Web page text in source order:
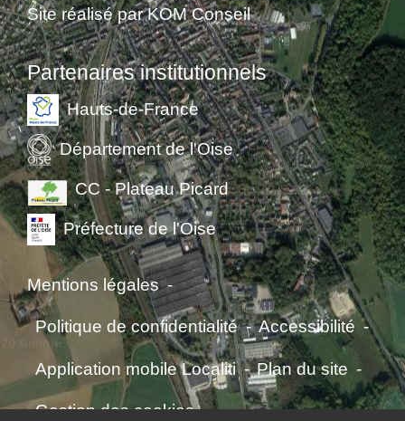
Site réalisé par KOM Conseil
Partenaires institutionnels
Hauts-de-France
Département de l'Oise
CC - Plateau Picard
Préfecture de l'Oise
Mentions légales -
Politique de confidentialité - Accessibilité -
Application mobile Localiti - Plan du site -
Gestion des cookies